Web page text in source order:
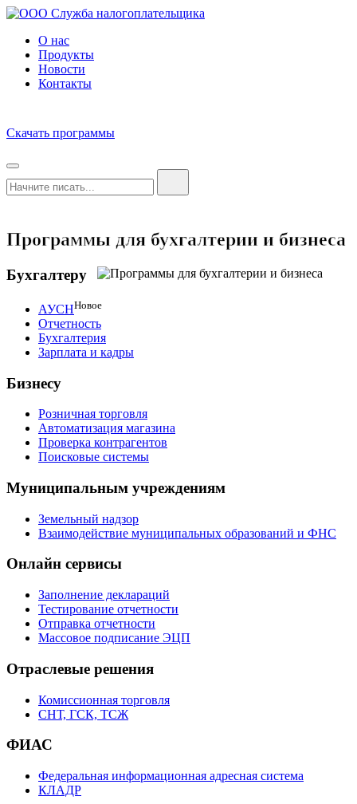
О нас
Продукты
Новости
Контакты
Скачать программы
Программы для бухгалтерии и бизнеса
Бухгалтеру
АУСННовое
Отчетность
Бухгалтерия
Зарплата и кадры
Бизнесу
Розничная торговля
Автоматизация магазина
Проверка контрагентов
Поисковые системы
Муниципальным учреждениям
Земельный надзор
Взаимодействие муниципальных образований и ФНС
Онлайн сервисы
Заполнение деклараций
Тестирование отчетности
Отправка отчетности
Массовое подписание ЭЦП
Отраслевые решения
Комиссионная торговля
СНТ, ГСК, ТСЖ
ФИАС
Федеральная информационная адресная система
КЛАДР